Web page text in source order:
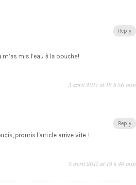
Reply
mis l’eau à la bouche!
3 avril 2017 at 18 h 56 min
Reply
promis l'article arrive vite !
3 avril 2017 at 19 h 40 min